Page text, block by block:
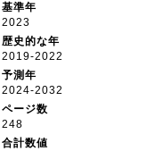
基準年
2023
歴史的な年
2019-2022
予測年
2024-2032
ページ数
248
合計数値